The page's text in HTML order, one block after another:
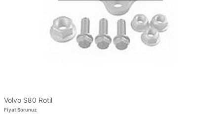
Volvo S80 Rotil
Fiyat Sorunuz